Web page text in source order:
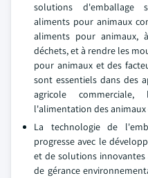
solutions d'emballage
aliments pour animaux
aliments pour animaux,
déchets, et à rendre les
pour animaux et des
sont essentiels dans des
agricole
l'alimentation des animaux
La technologie de
progresse avec le
et de solutions
de gérance